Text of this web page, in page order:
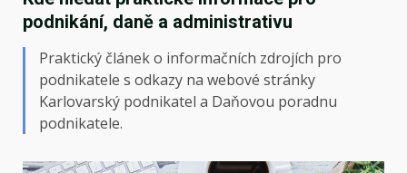
podnikání, daně a administrativu
Praktický článek o informačních zdrojích pro
podnikatele s odkazy na webové stránky
Karlovarský podnikatel a Daňovou poradnu
podnikatele.